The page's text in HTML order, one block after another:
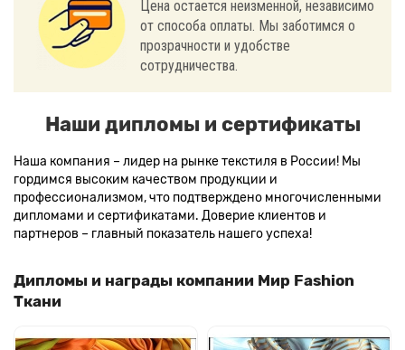
Цена остается неизменной, независимо
от способа оплаты. Мы заботимся о
прозрачности и удобстве
сотрудничества.
Наши дипломы и сертификаты
Наша компания – лидер на рынке текстиля в России! Мы
гордимся высоким качеством продукции и
профессионализмом, что подтверждено многочисленными
дипломами и сертификатами. Доверие клиентов и
партнеров – главный показатель нашего успеха!
Дипломы и награды компании Мир Fashion
Ткани